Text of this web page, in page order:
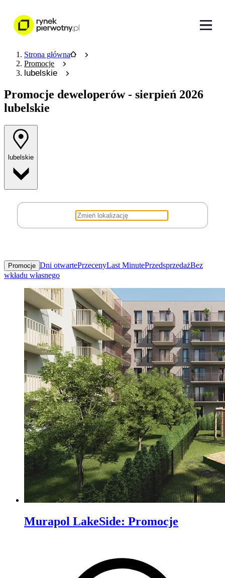
Strona główna
Promocje
lubelskie
Promocje deweloperów - sierpień 2026
lubelskie
lubelskie
Promocje Dni otwartePrzecenyLast MinutePrzedsprzedażBez
wkładu własnego
Murapol LakeSide: Promocje